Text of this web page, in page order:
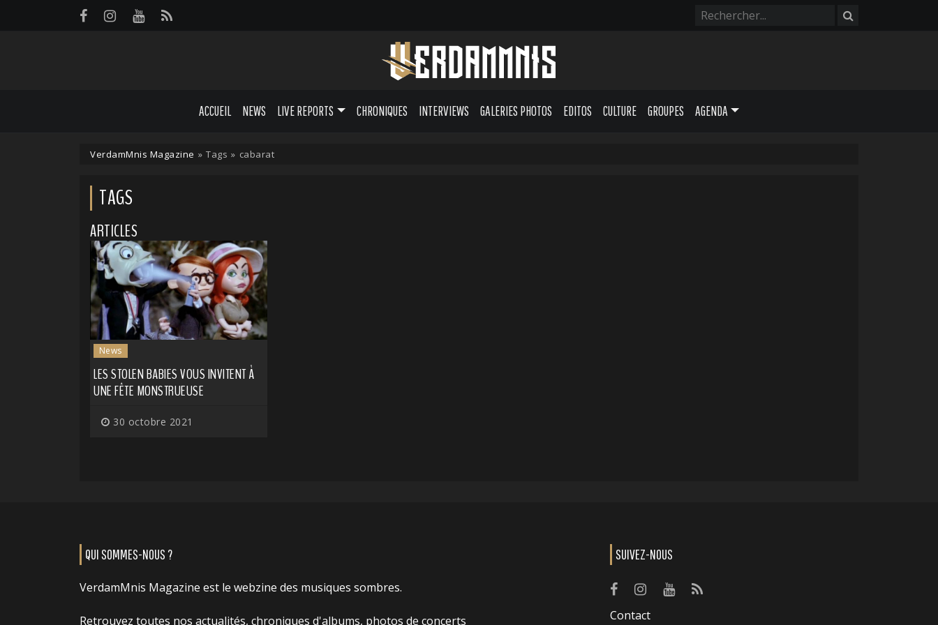
ACCUEIL NEWS LIVE REPORTS CHRONIQUES INTERVIEWS GALERIES PHOTOS EDITOS CULTURE GROUPES AGENDA
VerdamMnis Magazine » Tags » cabarat
TAGS
ARTICLES
News
LES STOLEN BABIES VOUS INVITENT À
UNE FÊTE MONSTRUEUSE
30 octobre 2021
QUI SOMMES-NOUS ?
VerdamMnis Magazine est le webzine des musiques sombres.
Retrouvez toutes nos actualités, chroniques d'albums, photos de concerts
SUIVEZ-NOUS
Contact
Panneau de gestion des cookies